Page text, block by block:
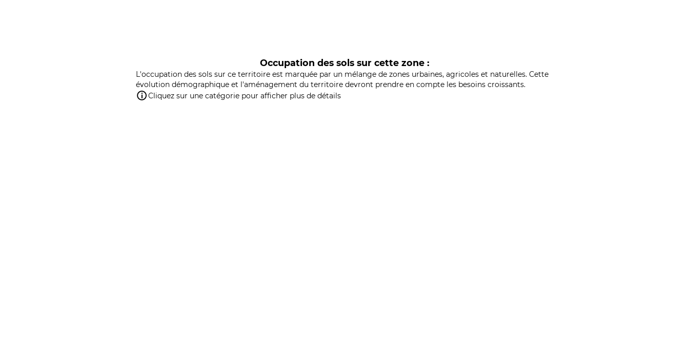
Occupation des sols sur cette zone :
L'occupation des sols sur ce territoire est marquée par un mélange de zones urbaines, agricoles et naturelles. Cette
évolution démographique et l'aménagement du territoire devront prendre en compte les besoins croissants.
Cliquez sur une catégorie pour afficher plus de détails